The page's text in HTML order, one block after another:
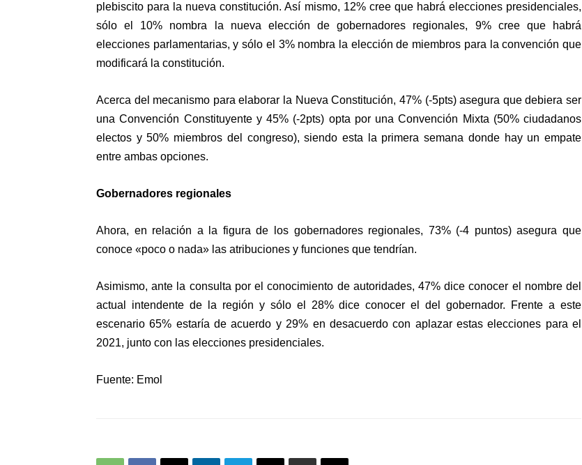
plebiscito para la nueva constitución. Así mismo, 12% cree que habrá elecciones presidenciales,
sólo el 10% nombra la nueva elección de gobernadores regionales, 9% cree que habrá
elecciones parlamentarias, y sólo el 3% nombra la elección de miembros para la convención que
modificará la constitución.
Acerca del mecanismo para elaborar la Nueva Constitución, 47% (-5pts) asegura que debiera ser
una Convención Constituyente y 45% (-2pts) opta por una Convención Mixta (50% ciudadanos
electos y 50% miembros del congreso), siendo esta la primera semana donde hay un empate
entre ambas opciones.
Gobernadores regionales
Ahora, en relación a la figura de los gobernadores regionales, 73% (-4 puntos) asegura que
conoce «poco o nada» las atribuciones y funciones que tendrían.
Asimismo, ante la consulta por el conocimiento de autoridades, 47% dice conocer el nombre del
actual intendente de la región y sólo el 28% dice conocer el del gobernador. Frente a este
escenario 65% estaría de acuerdo y 29% en desacuerdo con aplazar estas elecciones para el
2021, junto con las elecciones presidenciales.
Fuente: Emol